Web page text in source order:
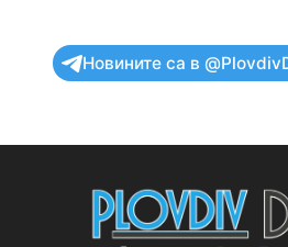
Новините са в